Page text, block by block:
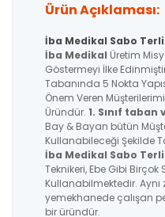
Ürün Açıklaması:
İba Medikal Sabo
İba Medikal Üretim
Göstermeyi İlke
Tabanında 5 Nokta
Önem Veren
Üründür. 1. Sınıf
Bay & Bayan bütün
Kullanabileceği Şekilde
İba Medikal Sabo
Teknikeri, Ebe Gibi Birçok
Kullanabilmektedir.
yemekhanede çalışan
bir üründür.